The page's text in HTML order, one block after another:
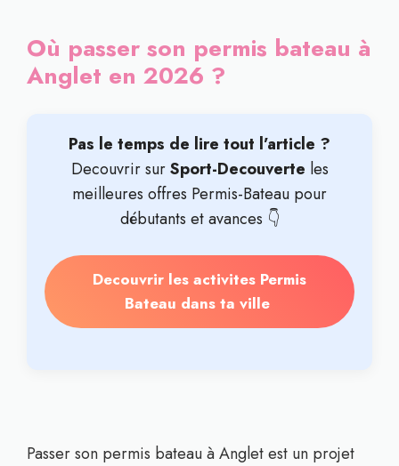
Où passer son permis bateau à
Anglet en 2026 ?
Pas le temps de lire tout l’article ?
Decouvrir surSport-Decouverte les
meilleures offres Permis-Bateau pour
débutants et avances 👇
Decouvrir les activites Permis
Bateau dans ta ville
Passer son permis bateau à Anglet est un projet